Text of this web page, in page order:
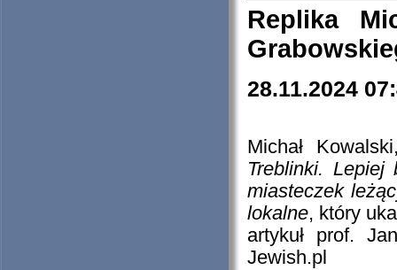
Replika
28.11.2024
Michał
Treblinki. Lepiej
miasteczek
lokalne, który
artykuł prof.
Jewish.pl